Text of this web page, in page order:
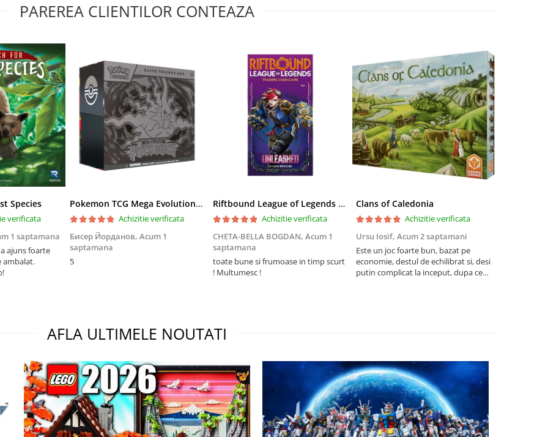
PAREREA CLIENTILOR CONTEAZA
Species
verificata
1 saptamana
ajuns foarte
ambalat.
Pokemon TCG Mega Evolution Pitch Black Elite Trainer Box
Achizitie verificata
Бисер Йорданов, Acum 1
saptamana
5
Riftbound League of Legends TCG Unleashed Booster Pack 14 Carti
Achizitie verificata
CHETA-BELLA BOGDAN, Acum 1
saptamana
toate bune si frumoase in timp scurt
! Multumesc !
Clans of Caledonia
Achizitie verificata
Ursu Iosif, Acum 2 saptamani
Este un joc foarte bun, bazat pe
economie, destul de echilibrat si, desi
putin complicat la inceput, dupa ce
AFLA ULTIMELE NOUTATI